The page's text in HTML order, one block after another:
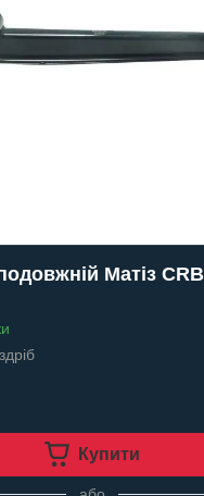
Матіз
Купити